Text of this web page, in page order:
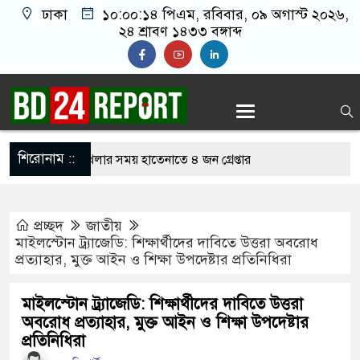
ঢাকা ১০:০০:১৫ পিএম, রবিবার, ০৯ অগাস্ট ২০২৬,
২৪ শ্রাবণ ১৪৩৩ বঙ্গাব্দ
শিরোনাম ::
জুয়া খেলার সময় হাতেনাতে ৪ জন গ্রেপ্তার
অসহায় মায়ের মাথার চুল বিক্রি
অমায়িক ব্যবহার পান, জানালেন নারী
প্রচ্ছদ
জাতীয়
মাইলস্টোন ট্র্যাজেডি: শিক্ষার্থীদের দাবিতে উত্তরা অবরোধ
প্রত্যাহার, মুক্ত আইন ও শিক্ষা উপদেষ্টার প্রতিনিধিরা
মাইলস্টোন ট্র্যাজেডি: শিক্ষার্থীদের দাবিতে উত্তরা
অবরোধ প্রত্যাহার, মুক্ত আইন ও শিক্ষা উপদেষ্টার
প্রতিনিধিরা